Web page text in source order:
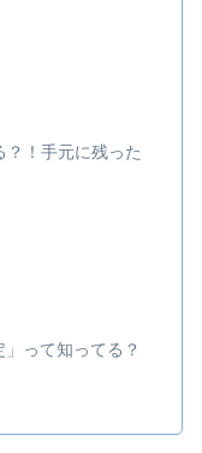
？！手元に残った
って知ってる？